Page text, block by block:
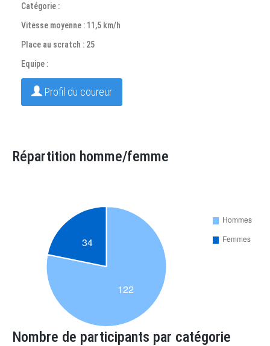
Catégorie :
Vitesse moyenne : 11,5 km/h
Place au scratch : 25
Equipe :
Profil du coureur
Répartition homme/femme
Nombre de participants par catégorie